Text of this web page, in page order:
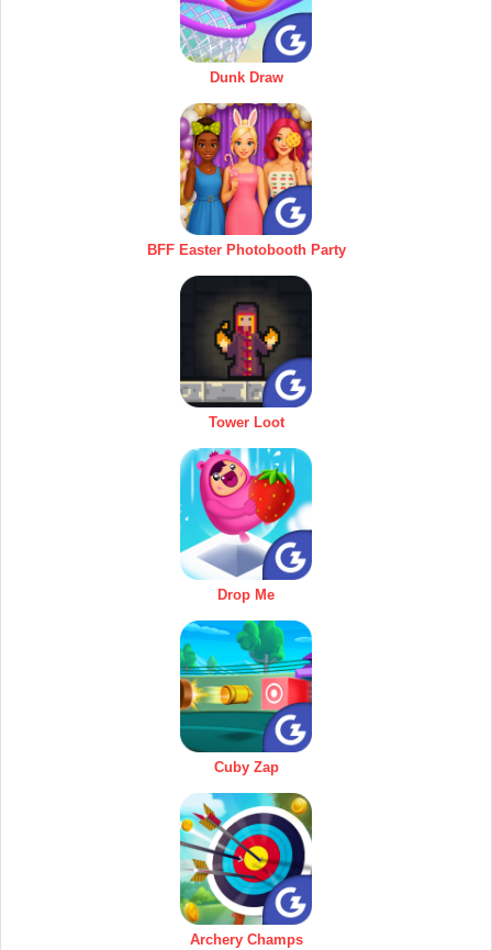
Dunk Draw
BFF Easter Photobooth Party
Tower Loot
Drop Me
Cuby Zap
Archery Champs